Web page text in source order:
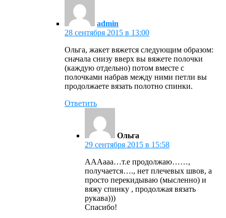
admin
28 сентября 2015 в 13:00
Ольга, жакет вяжется следующим образом:
сначала снизу вверх вы вяжете полочки
(каждую отдельно) потом вместе с
полочками набрав между ними петли вы
продолжаете вязать полотно спинки.
Ответить
Ольга
29 сентября 2015 в 15:58
АААааа…т.е продолжаю……,
получается…., нет плечевых швов, а
просто перекидываю (мысленно) и
вяжу спинку , продолжая вязать
рукава)))
Спасибо!